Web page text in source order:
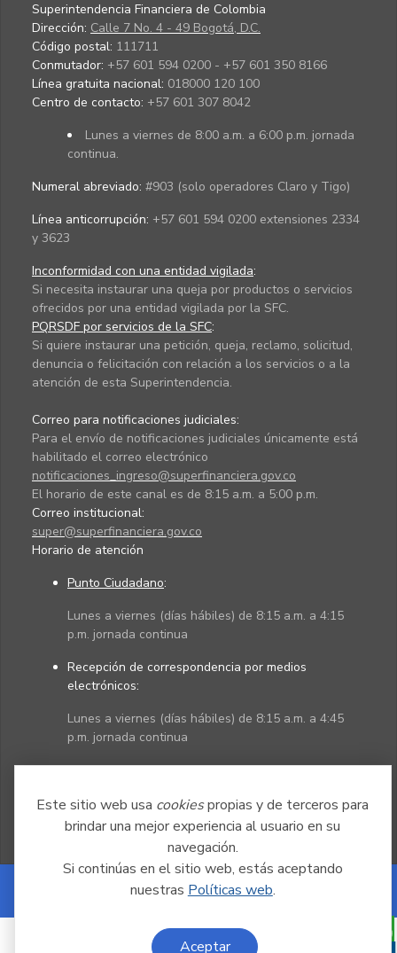
Este sitio web usa cookiespropias y de terceros para
brindar una mejor experiencia al usuario en su
navegación.
Si continúas en el sitio web, estás aceptando
nuestras Políticas web.
Aceptar
Superintendencia Financiera de Colombia
Dirección: Calle 7 No. 4 - 49 Bogotá, D.C.
Código postal: 111711
Conmutador: +57 601 594 0200 - +57 601 350 8166
Línea gratuita nacional: 018000 120 100
Centro de contacto: +57 601 307 8042
Lunes a viernes de 8:00 a.m. a 6:00 p.m. jornada
continua.
Numeral abreviado: #903 (solo operadores Claro y Tigo)
Línea anticorrupción: +57 601 594 0200 extensiones 2334
y 3623
Inconformidad con una entidad vigilada:
Si necesita instaurar una queja por productos o servicios
ofrecidos por una entidad vigilada por la SFC.
PQRSDF por servicios de la SFC:
Si quiere instaurar una petición, queja, reclamo, solicitud,
denuncia o felicitación con relación a los servicios o a la
atención de esta Superintendencia.
Correo para notificaciones judiciales:
Para el envío de notificaciones judiciales únicamente está
habilitado el correo electrónico
notificaciones_ingreso@superfinanciera.gov.co
El horario de este canal es de 8:15 a.m. a 5:00 p.m.
Correo institucional:
super@superfinanciera.gov.co
Horario de atención
Punto Ciudadano:
Lunes a viernes (días hábiles) de 8:15 a.m. a 4:15
p.m. jornada continua
Recepción de correspondencia por medios
electrónicos:
Lunes a viernes (días hábiles) de 8:15 a.m. a 4:45
p.m. jornada continua
Powered by Nexura